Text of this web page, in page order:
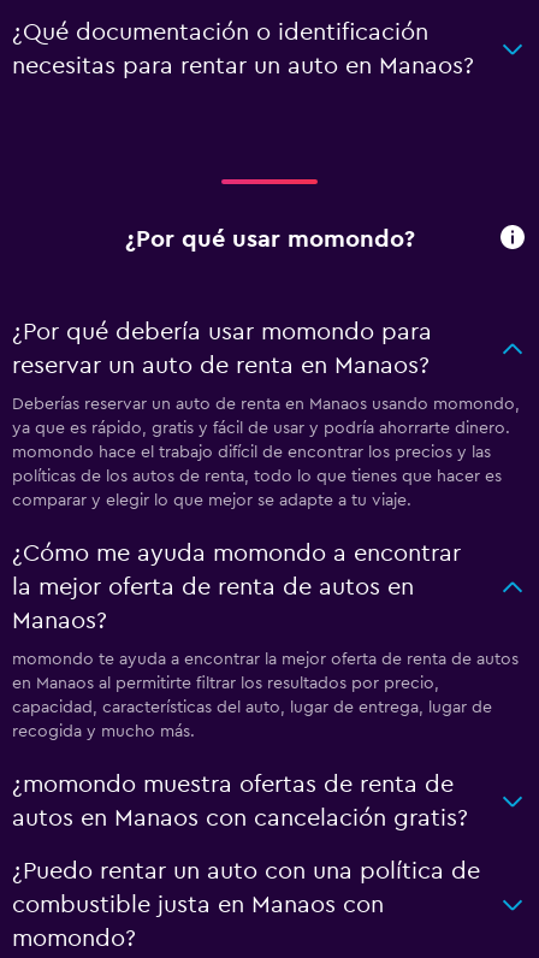
¿Qué documentación o identificación
necesitas para rentar un auto en Manaos?
¿Por qué usar momondo?
¿Por qué debería usar momondo para
reservar un auto de renta en Manaos?
Deberías reservar un auto de renta en Manaos usando momondo,
ya que es rápido, gratis y fácil de usar y podría ahorrarte dinero.
momondo hace el trabajo difícil de encontrar los precios y las
políticas de los autos de renta, todo lo que tienes que hacer es
comparar y elegir lo que mejor se adapte a tu viaje.
¿Cómo me ayuda momondo a encontrar
la mejor oferta de renta de autos en
Manaos?
momondo te ayuda a encontrar la mejor oferta de renta de autos
en Manaos al permitirte filtrar los resultados por precio,
capacidad, características del auto, lugar de entrega, lugar de
recogida y mucho más.
¿momondo muestra ofertas de renta de
autos en Manaos con cancelación gratis?
¿Puedo rentar un auto con una política de
combustible justa en Manaos con
momondo?